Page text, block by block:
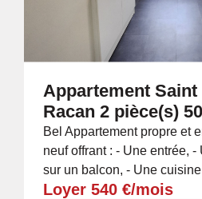
Appartement Saint
Racan 2 pièce(s)
Bel Appartement propre et
neuf offrant : - Une entrée,
sur un balcon, - Une
chambre avec dressing, -
Loyer 540 €/mois